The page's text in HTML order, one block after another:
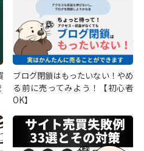
ブログ閉鎖はもったいない！やめ
る前に売ってみよう！【初心者
OK】